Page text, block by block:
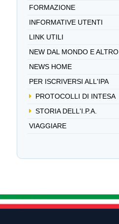
FORMAZIONE
INFORMATIVE UTENTI
LINK UTILI
NEW DAL MONDO E ALTRO
NEWS HOME
PER ISCRIVERSI ALL'IPA
PROTOCOLLI DI INTESA
STORIA DELL'I.P.A.
VIAGGIARE